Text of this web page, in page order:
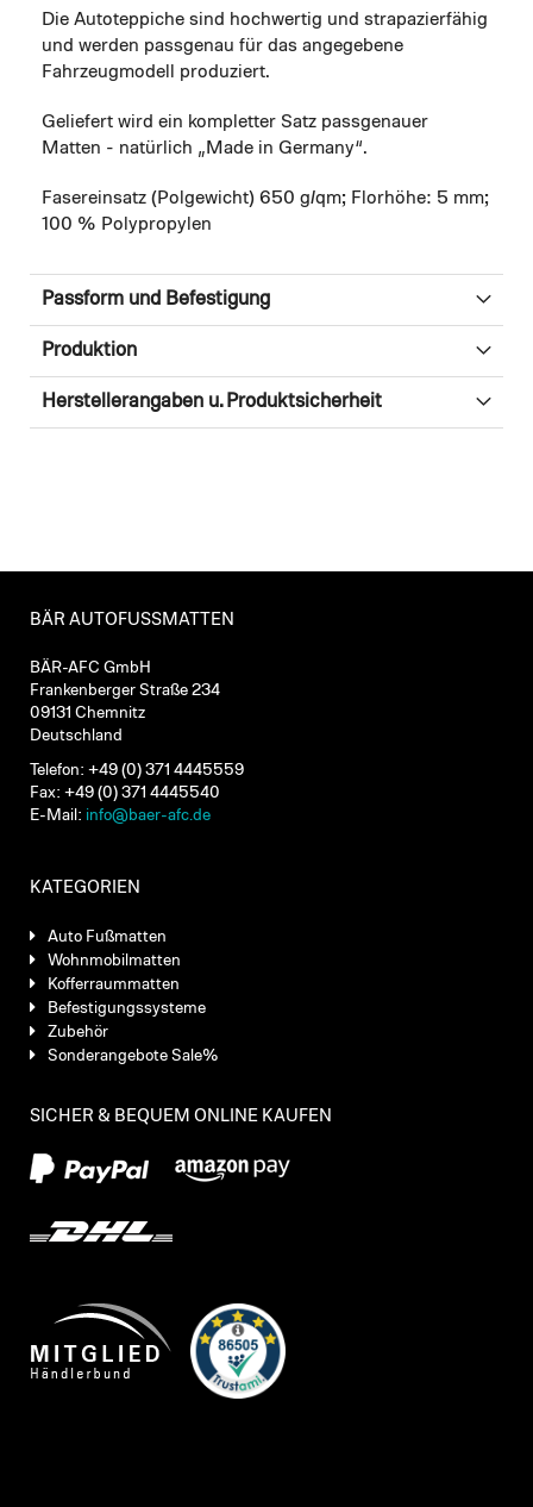
Die Autoteppiche sind hochwertig und strapazierfähig
und werden passgenau für das angegebene
Fahrzeugmodell produziert.
Geliefert wird ein kompletter Satz passgenauer
Matten - natürlich „Made in Germany“.
Fasereinsatz (Polgewicht) 650 g/qm; Florhöhe: 5 mm;
100 % Polypropylen
Passform und Befestigung
Produktion
Herstellerangaben u. Produktsicherheit
BÄR AUTOFUSSMATTEN
BÄR-AFC GmbH
Frankenberger Straße 234
09131 Chemnitz
Deutschland
Telefon: +49 (0) 371 4445559
Fax: +49 (0) 371 4445540
E-Mail: info@baer-afc.de
KATEGORIEN
Auto Fußmatten
Wohnmobilmatten
Kofferraummatten
Befestigungssysteme
Zubehör
Sonderangebote Sale%
SICHER & BEQUEM ONLINE KAUFEN